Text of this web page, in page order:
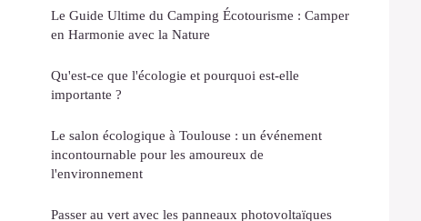
Le Guide Ultime du Camping Écotourisme : Camper
en Harmonie avec la Nature
Qu'est-ce que l'écologie et pourquoi est-elle
importante ?
Le salon écologique à Toulouse : un événement
incontournable pour les amoureux de
l'environnement
Passer au vert avec les panneaux photovoltaïques